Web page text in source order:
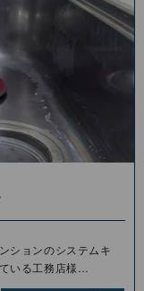
ションのシステムキ
いる工務店様…